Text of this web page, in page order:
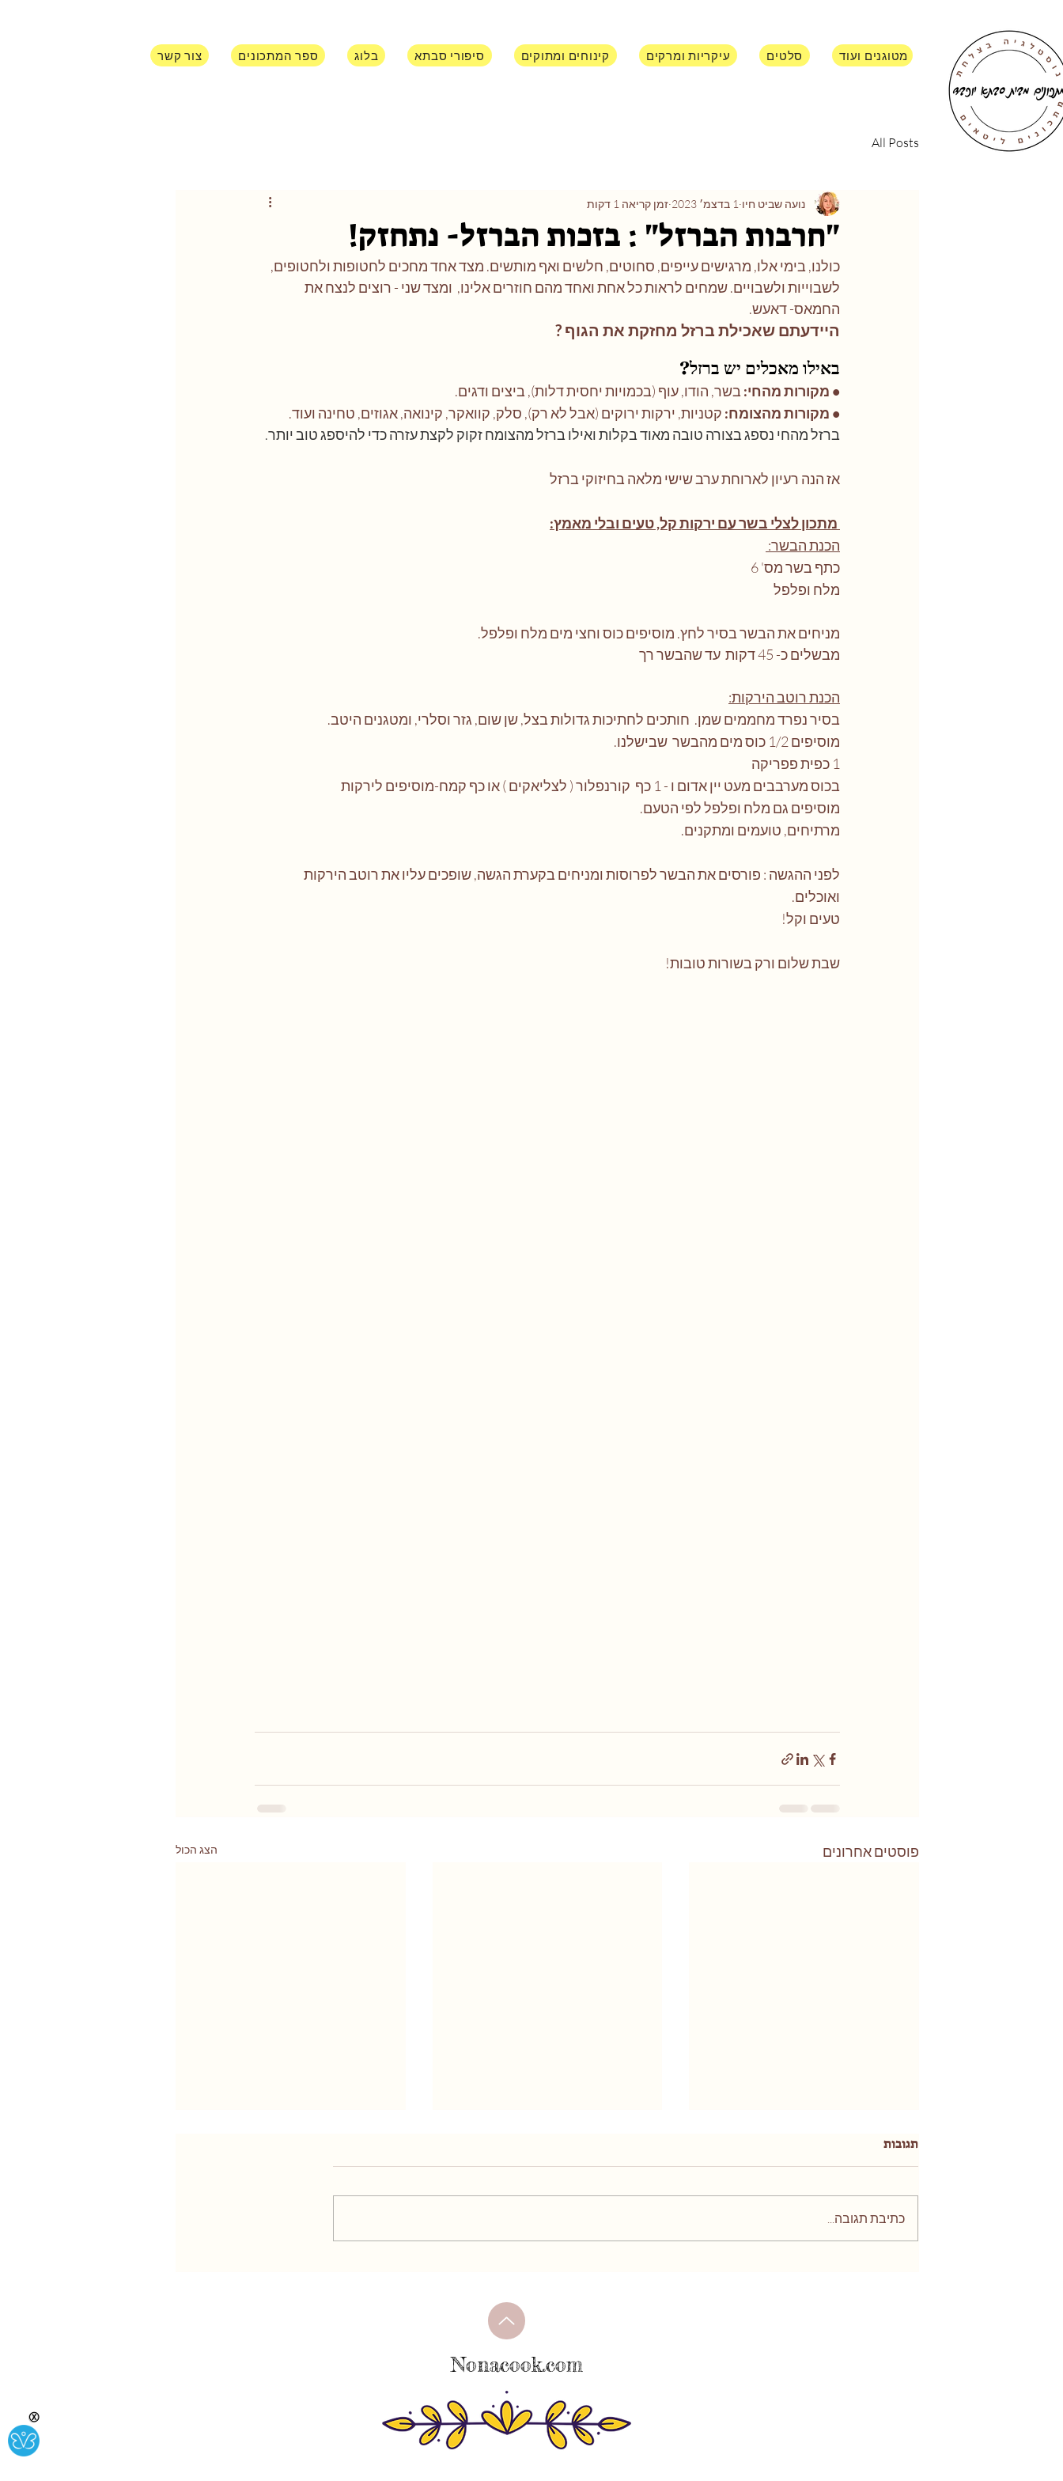
אודות מאפים, מטוגנים ועוד סלטים עיקריות ומרקים קינוחים ומתוקים סיפורי סבתא בלוג ספר המתכונים צור קשר
All Posts
"חרבות הברזל" : בזכות הברזל- נתחזק!
נועה שביט חיו 1 בדצמ׳ 2023 זמן קריאה 1 דקות
כולנו, בימי אלו, מרגישים עייפים, סחוטים, חלשים ואף מותשים. מצד אחד מחכים לחטופות ולחטופים,
לשבוייות ולשבויים. שמחים לראות כל אחת ואחד מהם חוזרים אלינו,  ומצד שני - רוצים לנצח את
החמאס- דאעש.
היידעתם שאכילת ברזל מחזקת את הגוף ?
באילו מאכלים יש ברזל?
• מקורות מהחי: בשר, הודו, עוף (בכמויות יחסית דלות), ביצים ודגים.
• מקורות מהצומח: קטניות, ירקות ירוקים (אבל לא רק), סלק, קוואקר, קינואה, אגוזים, טחינה ועוד.
ברזל מהחי נספג בצורה טובה מאוד בקלות ואילו ברזל מהצומח זקוק לקצת עזרה כדי להיספג טוב יותר.
אז הנה רעיון לארוחת ערב שישי מלאה בחיזוקי ברזל
הכנת הבשר:
כתף בשר מס' 6
מלח ופלפל
מניחים את הבשר בסיר לחץ. מוסיפים כוס וחצי מים מלח ופלפל.
מבשלים כ- 45 דקות  עד שהבשר רך
הכנת רוטב הירקות:
בסיר נפרד מחממים שמן.  חותכים לחתיכות גדולות בצל, שן שום, גזר וסלרי, ומטגנים היטב.
מוסיפים 1/2 כוס מים מהבשר  שבישלנו.
1 כפית פפריקה
בכוס מערבבים מעט יין אדום ו - 1 כף  קורנפלור ( לצליאקים ) או כף קמח-מוסיפים לירקות
מוסיפים גם מלח ופלפל לפי הטעם.
מרתיחים, טועמים ומתקנים.
לפני ההגשה : פורסים את הבשר לפרוסות ומניחים בקערת הגשה, שופכים עליו את רוטב הירקות
ואוכלים.
טעים וקל!
שבת שלום ורק בשורות טובות!
פוסטים אחרונים הצג הכול
תגובות
כתיבת תגובה...
Nonacook.com
Ⓧ